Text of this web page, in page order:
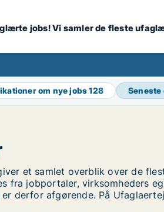
jobs! Vi samler de fleste
om nye jobs128 Seneste
et samlet overblik over de
fra jobportaler, virksomheders
derfor afgørende. På